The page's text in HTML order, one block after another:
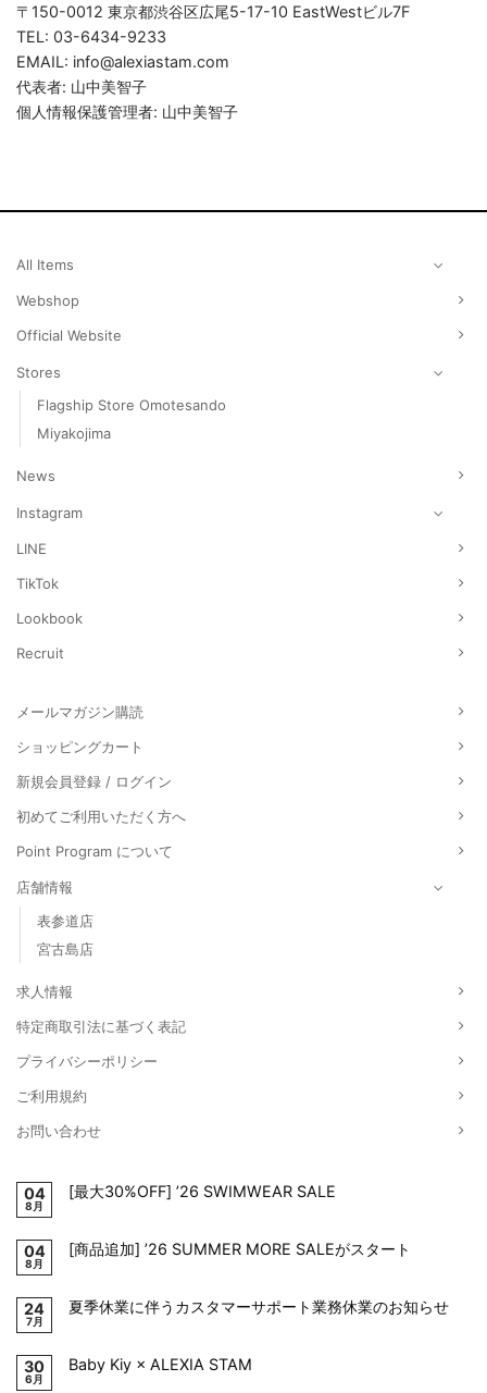
〒150-0012 東京都渋谷区広尾5-17-10 EastWestビル7F
TEL: 03-6434-9233
EMAIL: info@alexiastam.com
代表者: 山中美智子
個人情報保護管理者: 山中美智子
All Items
Webshop
Official Website
Stores
Flagship Store Omotesando
Miyakojima
News
Instagram
LINE
TikTok
Lookbook
Recruit
メールマガジン購読
ショッピングカート
新規会員登録 / ログイン
初めてご利用いただく方へ
Point Program について
店舗情報
表参道店
宮古島店
求人情報
特定商取引法に基づく表記
プライバシーポリシー
ご利用規約
お問い合わせ
04
8月
[最大30%OFF] ’26 SWIMWEAR SALE
04
8月
[商品追加] ’26 SUMMER MORE SALEがスタート
24
7月
夏季休業に伴うカスタマーサポート業務休業のお知らせ
30
6月
Baby Kiy × ALEXIA STAM